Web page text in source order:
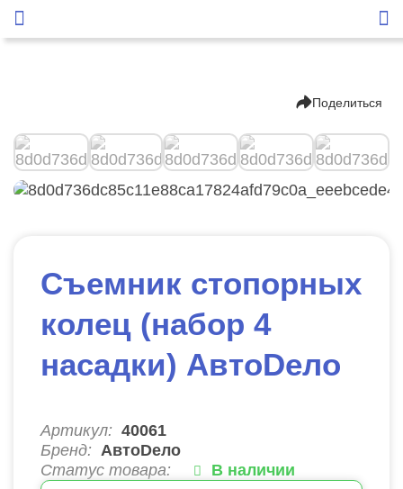
Поделиться
Съемник стопорных
колец (набор 4
насадки) АвтоDело
Артикул: 40061
Бренд: АвтоDело
Статус товара:
В наличии